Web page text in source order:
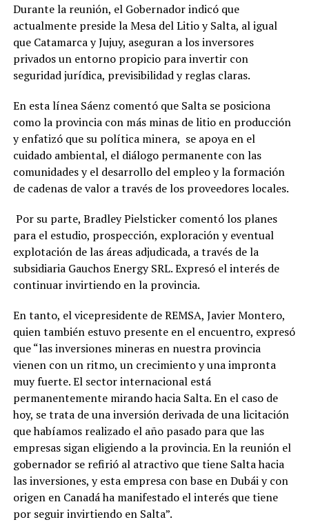
Durante la reunión, el Gobernador indicó que
actualmente preside la Mesa del Litio y Salta, al igual
que Catamarca y Jujuy, aseguran a los inversores
privados un entorno propicio para invertir con
seguridad jurídica, previsibilidad y reglas claras.
En esta línea Sáenz comentó que Salta se posiciona
como la provincia con más minas de litio en producción
y enfatizó que su política minera, se apoya en el
cuidado ambiental, el diálogo permanente con las
comunidades y el desarrollo del empleo y la formación
de cadenas de valor a través de los proveedores locales.
Por su parte, Bradley Pielsticker comentó los planes
para el estudio, prospección, exploración y eventual
explotación de las áreas adjudicada, a través de la
subsidiaria Gauchos Energy SRL. Expresó el interés de
continuar invirtiendo en la provincia.
En tanto, el vicepresidente de REMSA, Javier Montero,
quien también estuvo presente en el encuentro, expresó
que “las inversiones mineras en nuestra provincia
vienen con un ritmo, un crecimiento y una impronta
muy fuerte. El sector internacional está
permanentemente mirando hacia Salta. En el caso de
hoy, se trata de una inversión derivada de una licitación
que habíamos realizado el año pasado para que las
empresas sigan eligiendo a la provincia. En la reunión el
gobernador se refirió al atractivo que tiene Salta hacia
las inversiones, y esta empresa con base en Dubái y con
origen en Canadá ha manifestado el interés que tiene
por seguir invirtiendo en Salta”.